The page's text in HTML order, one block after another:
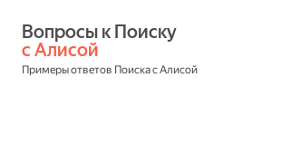
с Алисой
Примеры ответов Поиска с Алисой